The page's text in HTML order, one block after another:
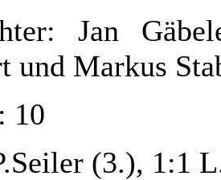
Jan
und Markus
10
(3.), 1:1